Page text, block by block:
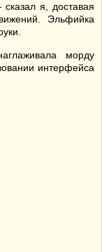
я, доставая
Эльфийка
морду
интерфейса